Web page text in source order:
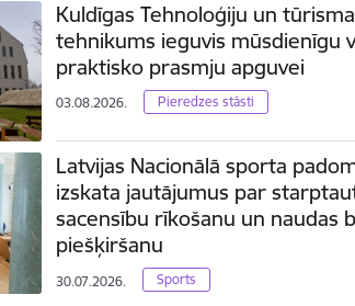
Kuldīgas Tehnoloģiju un tūrisma
tehnikums ieguvis mūsdienīgu
praktisko prasmju apguvei
03.08.2026. Pieredzes stāsti
Latvijas Nacionālā sporta
izskata jautājumus par
sacensību rīkošanu un naudas
piešķiršanu
30.07.2026. Sports